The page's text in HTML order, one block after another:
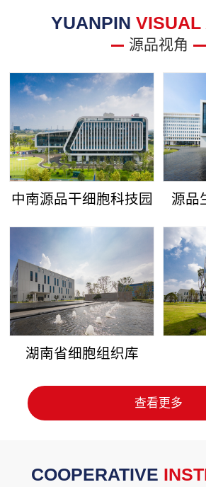
YUANPIN VISUAL
源品视角
中南源品干细胞科技园 源品
湖南省细胞组织库
查看更多
COOPERATIVE